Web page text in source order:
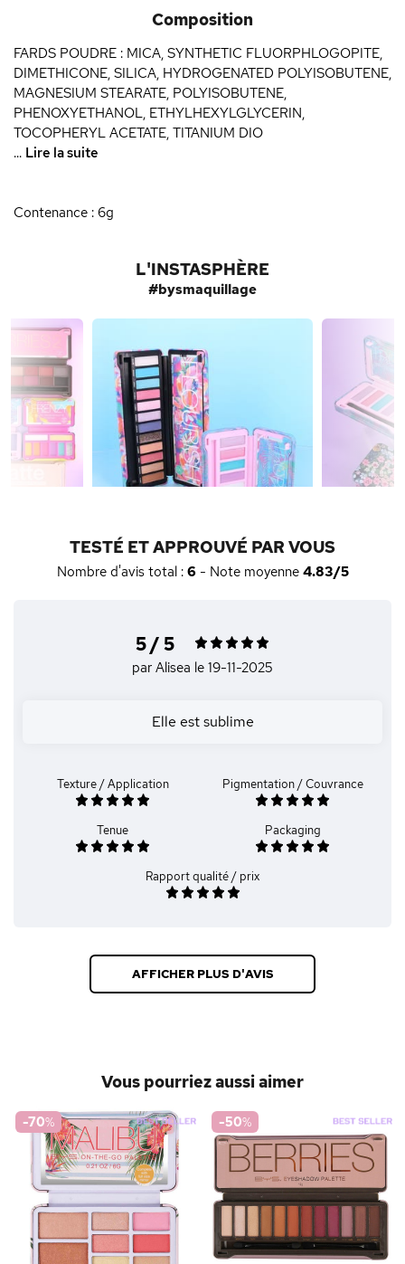
Composition
FARDS POUDRE : MICA, SYNTHETIC FLUORPHLOGOPITE,
DIMETHICONE, SILICA, HYDROGENATED POLYISOBUTENE,
MAGNESIUM STEARATE, POLYISOBUTENE,
PHENOXYETHANOL, ETHYLHEXYLGLYCERIN,
TOCOPHERYL ACETATE, TITANIUM DIO
... Lire la suite
Contenance : 6g
L'INSTASPHÈRE
#bysmaquillage
TESTÉ ET APPROUVÉ PAR VOUS
Nombre d'avis total : 6- Note moyenne 4.83/5
5 / 5
par Alisea le 19-11-2025
Elle est sublime
Texture / Application Pigmentation / Couvrance
Tenue Packaging
Rapport qualité / prix
AFFICHER PLUS D'AVIS
Vous pourriez aussi aimer
-70% -50%